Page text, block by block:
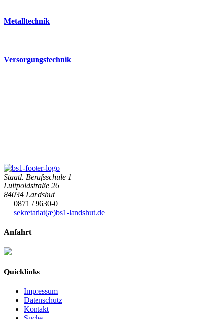
Metalltechnik
Versorgungstechnik
Staatl. Berufsschule 1
Luitpoldstraße 26
84034 Landshut
0871 / 9630-0
sekretariat(æ)bs1-landshut.de
Anfahrt
Quicklinks
Impressum
Datenschutz
Kontakt